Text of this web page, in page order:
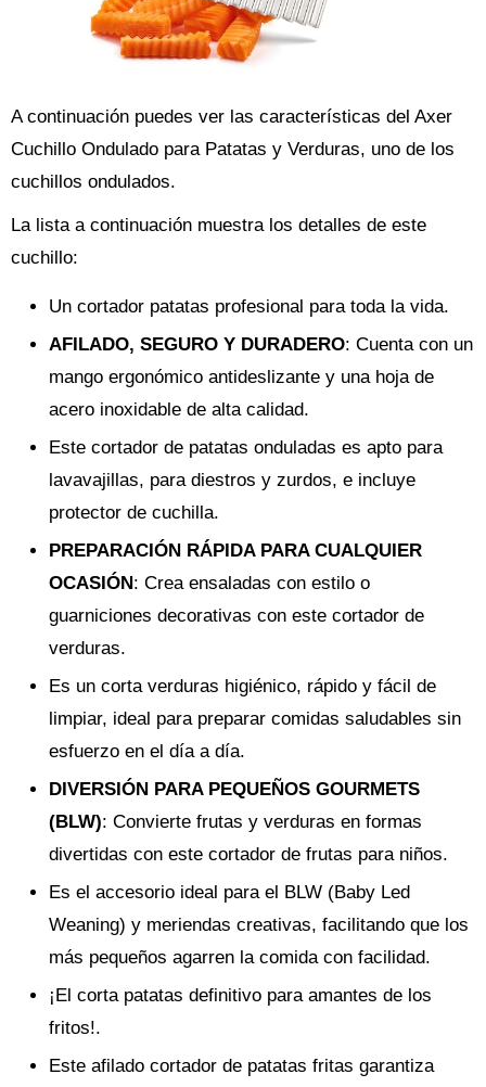
A continuación puedes ver las características del Axer
Cuchillo Ondulado para Patatas y Verduras, uno de los
cuchillos ondulados.
La lista a continuación muestra los detalles de este
cuchillo:
Un cortador patatas profesional para toda la vida.
AFILADO, SEGURO Y DURADERO: Cuenta con un
mango ergonómico antideslizante y una hoja de
acero inoxidable de alta calidad.
Este cortador de patatas onduladas es apto para
lavavajillas, para diestros y zurdos, e incluye
protector de cuchilla.
PREPARACIÓN RÁPIDA PARA CUALQUIER
OCASIÓN: Crea ensaladas con estilo o
guarniciones decorativas con este cortador de
verduras.
Es un corta verduras higiénico, rápido y fácil de
limpiar, ideal para preparar comidas saludables sin
esfuerzo en el día a día.
DIVERSIÓN PARA PEQUEÑOS GOURMETS
(BLW): Convierte frutas y verduras en formas
divertidas con este cortador de frutas para niños.
Es el accesorio ideal para el BLW (Baby Led
Weaning) y meriendas creativas, facilitando que los
más pequeños agarren la comida con facilidad.
¡El corta patatas definitivo para amantes de los
fritos!.
Este afilado cortador de patatas fritas garantiza